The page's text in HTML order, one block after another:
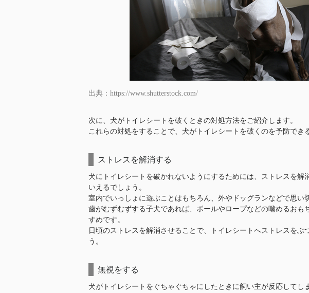
出典：https://www.shutterstock.com/
次に、犬がトイレシートを破くときの対処方法をご紹介します。
これらの対処をすることで、犬がトイレシートを破くのを予防でき
ストレスを解消する
犬にトイレシートを破かれないようにするためには、ストレスを解
いえるでしょう。
室内でいっしょに遊ぶことはもちろん、外やドッグランなどで思い
歯がむずむずする子犬であれば、ボールやロープなどの噛めるおも
すめです。
日頃のストレスを解消させることで、トイレシートへストレスをぶ
う。
無視をする
犬がトイレシートをぐちゃぐちゃにしたときに飼い主が反応してし